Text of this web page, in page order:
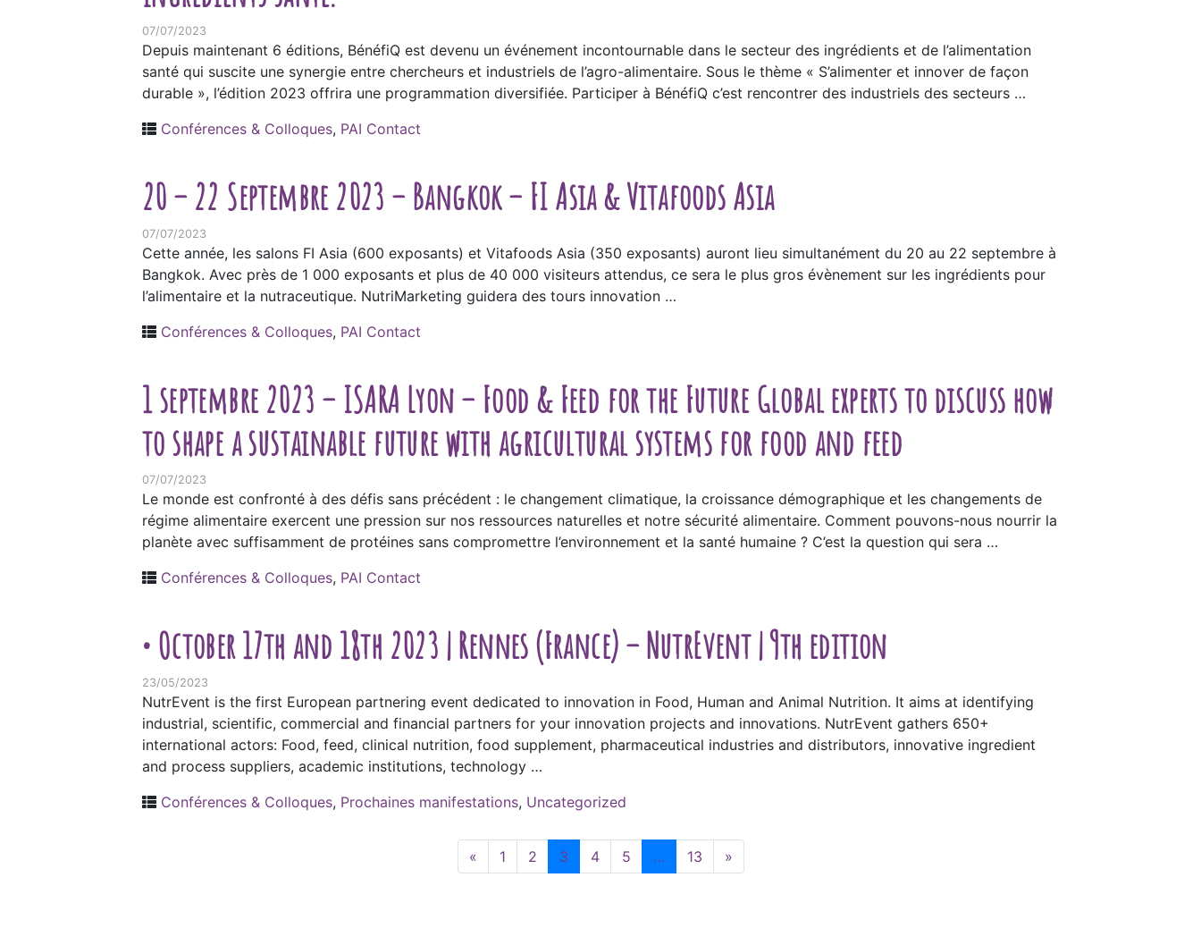
07/07/2023
Depuis maintenant 6 éditions, BénéfiQ est devenu un événement incontournable dans le secteur des ingrédients et de l’alimentation
santé qui suscite une synergie entre chercheurs et industriels de l’agro-alimentaire. Sous le thème « S’alimenter et innover de façon
durable », l’édition 2023 offrira une programmation diversifiée. Participer à BénéfiQ c’est rencontrer des industriels des secteurs …
Conférences & Colloques, PAI Contact
20 – 22 Septembre 2023 – Bangkok – FI Asia & Vitafoods Asia
07/07/2023
Cette année, les salons FI Asia (600 exposants) et Vitafoods Asia (350 exposants) auront lieu simultanément du 20 au 22 septembre à
Bangkok. Avec près de 1 000 exposants et plus de 40 000 visiteurs attendus, ce sera le plus gros évènement sur les ingrédients pour
l’alimentaire et la nutraceutique. NutriMarketing guidera des tours innovation …
Conférences & Colloques, PAI Contact
1 septembre 2023 – ISARA Lyon – Food & Feed for the Future Global experts to discuss how
to shape a sustainable future with agricultural systems for food and feed
07/07/2023
Le monde est confronté à des défis sans précédent : le changement climatique, la croissance démographique et les changements de
régime alimentaire exercent une pression sur nos ressources naturelles et notre sécurité alimentaire. Comment pouvons-nous nourrir la
planète avec suffisamment de protéines sans compromettre l’environnement et la santé humaine ? C’est la question qui sera …
Conférences & Colloques, PAI Contact
• October 17th and 18th 2023 | Rennes (France) – NutrEvent | 9th edition
23/05/2023
NutrEvent is the first European partnering event dedicated to innovation in Food, Human and Animal Nutrition. It aims at identifying
industrial, scientific, commercial and financial partners for your innovation projects and innovations. NutrEvent gathers 650+
international actors: Food, feed, clinical nutrition, food supplement, pharmaceutical industries and distributors, innovative ingredient
and process suppliers, academic institutions, technology …
Conférences & Colloques, Prochaines manifestations, Uncategorized
« 1 2 3 4 5 … 13 »